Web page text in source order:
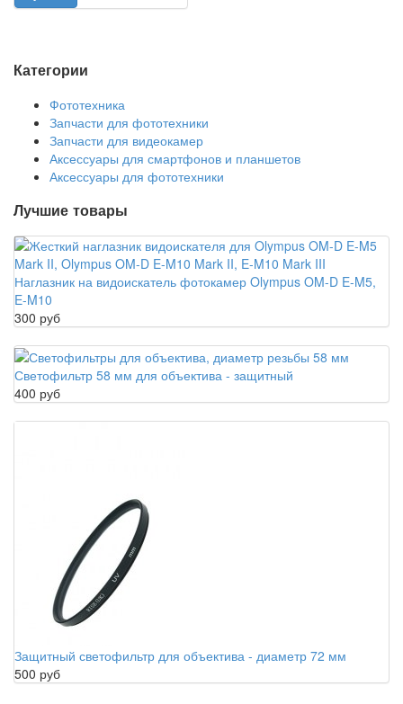
Категории
Фототехника
Запчасти для фототехники
Запчасти для видеокамер
Аксессуары для смартфонов и планшетов
Аксессуары для фототехники
Лучшие товары
Наглазник на видоискатель фотокамер Olympus OM-D E-M5,
E-M10
300 руб
Светофильтр 58 мм для объектива - защитный
400 руб
Защитный светофильтр для объектива - диаметр 72 мм
500 руб